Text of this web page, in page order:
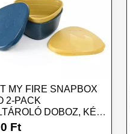
MY FIRE SNAPBOX
2-PACK
DOBOZ, KÉK,
Ft